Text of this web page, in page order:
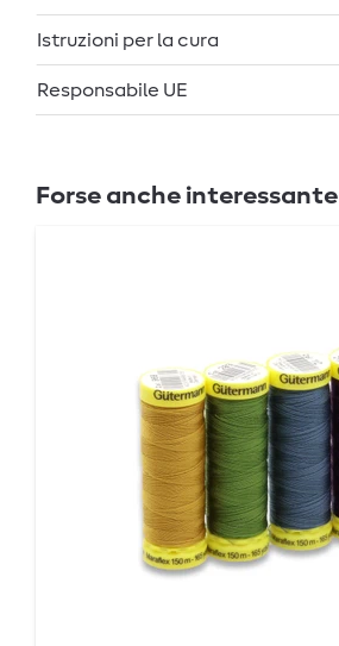
Istruzioni per la cura
Responsabile UE
Forse anche interessante